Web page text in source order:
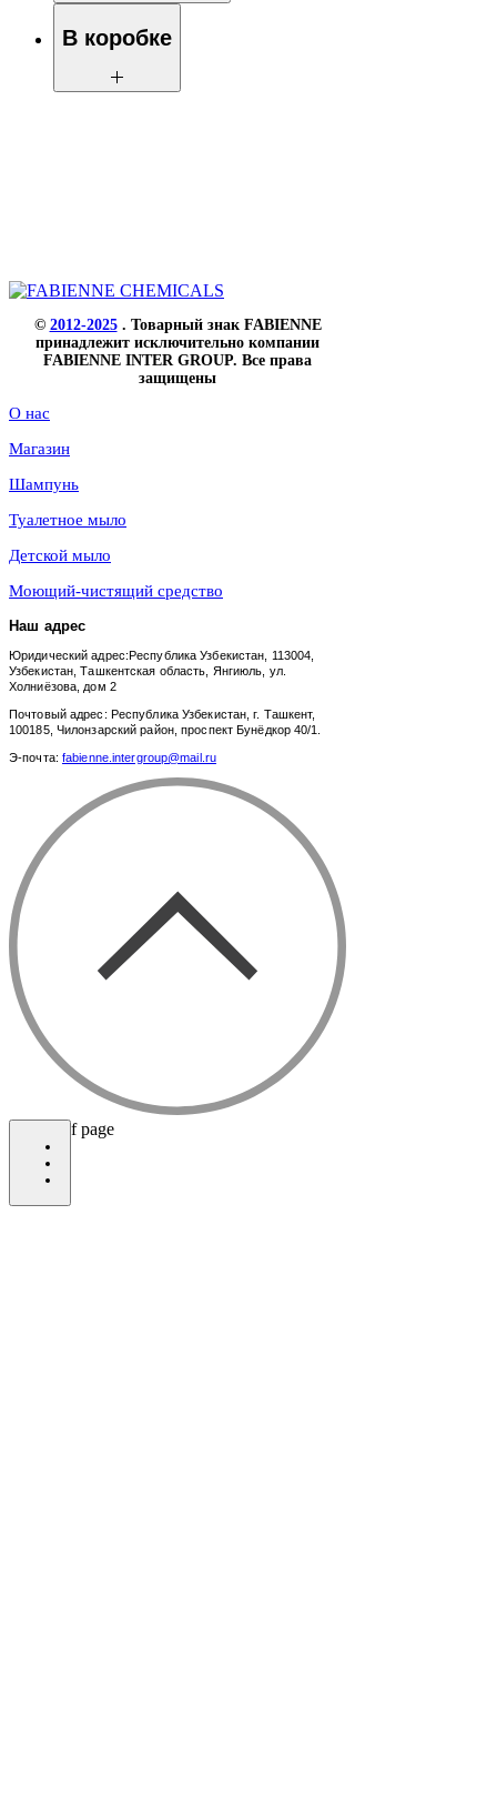
24 месяца с даты изготовления
В коробке
© 2012-2025. Товарный знак FABIENNE
принадлежит исключительно компании
FABIENNE INTER GROUP. Все права
защищены
О нас
Магазин
Шампунь
​Туалетное мыло
Детской мыло
Моющий-чистящий средство
Наш адрес
Юридический адрес:Республика Узбекистан, 113004,
Узбекистан, Ташкентская область, Янгиюль, ул.
Холниёзова, дом 2
Почтовый адрес: Республика Узбекистан, г. Ташкент,
100185, Чилонзарский район, проспект Бунёдкор 40/1.
Э-почта: fabienne.intergroup@mail.ru
bottom of page